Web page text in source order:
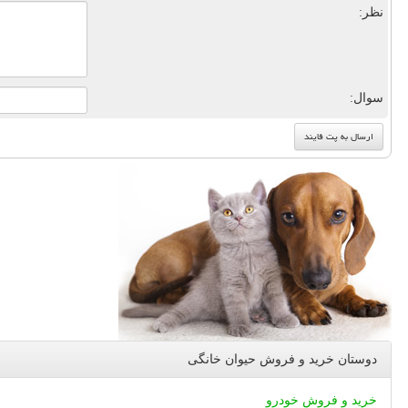
نظر:
سوال:
دوستان خرید و فروش حیوان خانگی
خرید و فروش خودرو